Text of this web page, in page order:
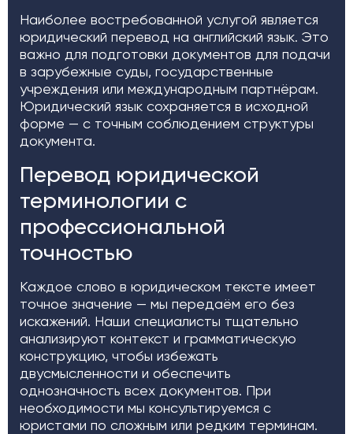
Наиболее востребованной услугой является
юридический перевод на английский язык. Это
важно для подготовки документов для подачи
в зарубежные суды, государственные
учреждения или международным партнёрам.
Юридический язык сохраняется в исходной
форме — с точным соблюдением структуры
документа.
Перевод юридической
терминологии с
профессиональной
точностью
Каждое слово в юридическом тексте имеет
точное значение — мы передаём его без
искажений. Наши специалисты тщательно
анализируют контекст и грамматическую
конструкцию, чтобы избежать
двусмысленности и обеспечить
однозначность всех документов. При
необходимости мы консультируемся с
юристами по сложным или редким терминам.